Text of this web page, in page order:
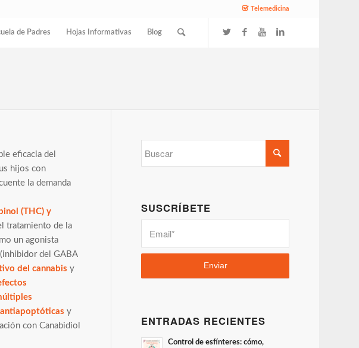
Telemedicina
de Padres Hojas Informativas Blog
eficacia del
hijos con
la demanda
(THC) y
tratamiento de la
un agonista
del GABA
del cannabis y
y
con Canabidiol
SUSCRÍBETE
ENTRADAS RECIENTES
Control de esfínteres: cómo,